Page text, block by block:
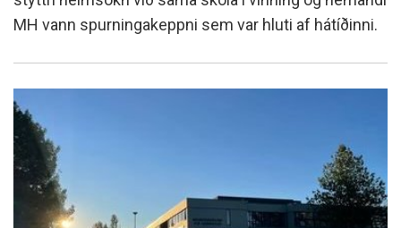
MH vann spurningakeppni sem var hluti af hátíðinni.